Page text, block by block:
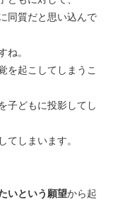
同質だと思い込んで
ね。
を起こしてしまうこ
子どもに投影してし
てしまいます。
いという願望から起